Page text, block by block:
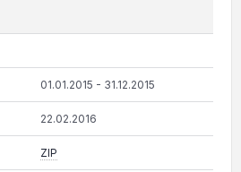
01.01.2015 - 31.12.2015
22.02.2016
ZIP